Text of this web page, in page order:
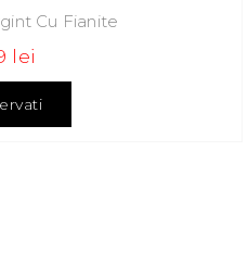
Cu Fianite
lei